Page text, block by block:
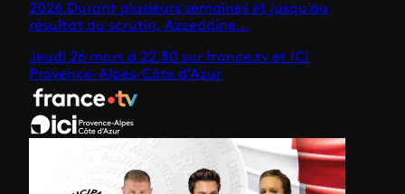
2026.Durant plusieurs semaines et jusqu'au
résultat du scrutin, Azzeddine...
Jeudi 26 mars à 22.50 sur france.tv et ICI
Provence-Alpes-Côte d'Azur